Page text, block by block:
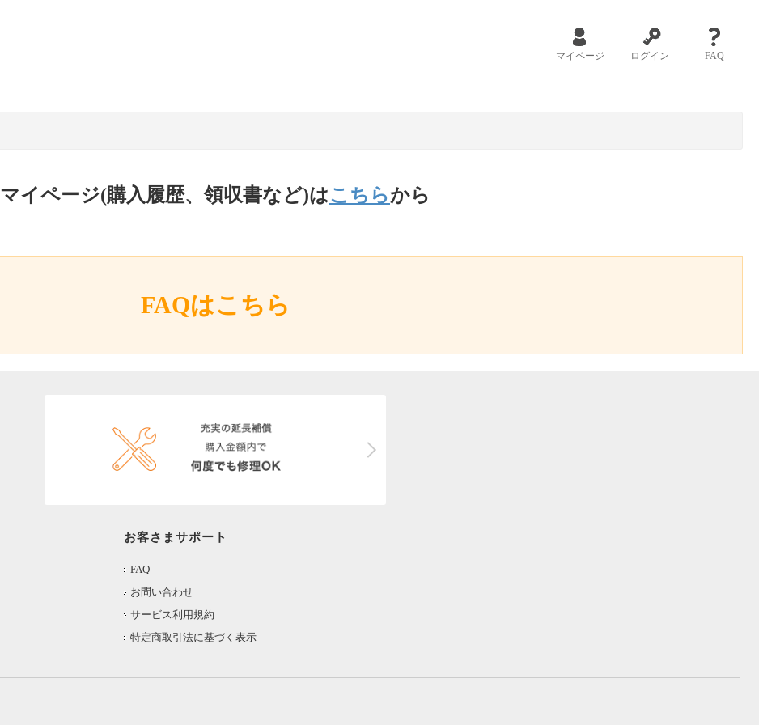
マイページ ログイン FAQ
マイページ(購入履歴、領収書など)はこちらから
FAQはこちら
お客さまサポート
FAQ
お問い合わせ
サービス利用規約
特定商取引法に基づく表示